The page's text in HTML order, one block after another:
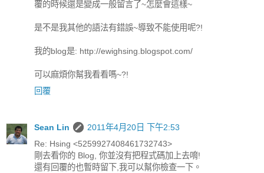
覆的時候還是變成一般留言了~怎麼會這樣~
是不是我其他的語法有錯誤~導致不能使用呢?!
我的blog是: http://ewighsing.blogspot.com/
可以麻煩你幫我看看嗎~?!
回覆
Sean Lin
2011年4月20日 下午2:53
Re: Hsing <5259927408461732743>
剛去看你的 Blog, 你並沒有把程式碼加上去唷!
還有回覆的也暫時留下,我可以幫你檢查一下。